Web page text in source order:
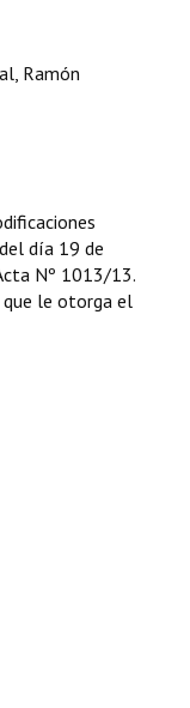
Ramón
día 19 de
Nº 1013/13.
que le otorga el